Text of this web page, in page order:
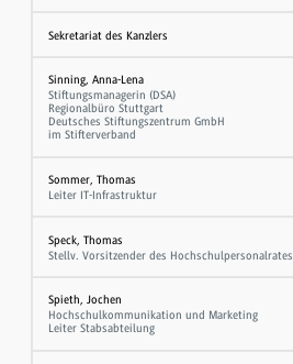
Sekretariat des Kanzlers
Sinning, Anna-Lena
Stiftungsmanagerin (DSA)
Regionalbüro Stuttgart
Deutsches Stiftungszentrum GmbH
im Stifterverband
Sommer, Thomas
Leiter IT-Infrastruktur
Speck, Thomas
Stellv. Vorsitzender des Hochschulpersonalrates
Spieth, Jochen
Hochschulkommunikation und Marketing
Leiter Stabsabteilung